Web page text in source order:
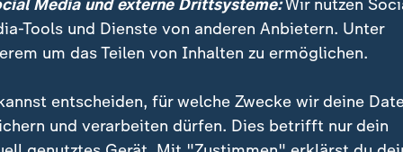
zukunftsfähig weiterentwickeln?
Media und externe Drittsysteme:Wir nutzen
Tools und Dienste von anderen Anbietern. Unter
um das Teilen von Inhalten zu ermöglichen.
entscheiden, für welche Zwecke wir deine
und verarbeiten dürfen. Dies betrifft nur dein